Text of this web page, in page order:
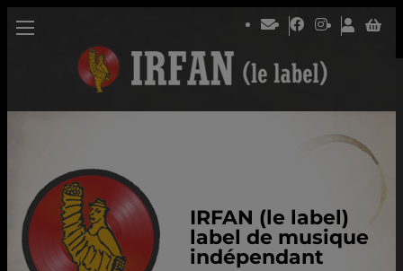
IRFAN (le label)
label de musique
indépendant